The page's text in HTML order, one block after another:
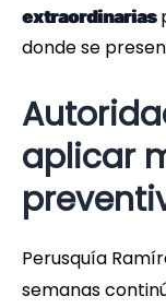
extraordinarias
donde se
aplicar
Perusquía
semanas